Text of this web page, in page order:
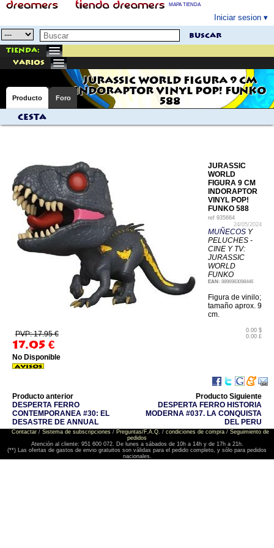
MAPA TIENDA
Iniciar sesion
buscar
Tienda:
varios
JURASSIC WORLD FIGURA 9 CM
INDORAPTOR VINYL POP! FUNKO
588
Producto Foro
Cesta
JURASSIC
WORLD
FIGURA 9 CM
INDORAPTOR
VINYL POP!
FUNKO 588
ref 935664
24/05/2024
MUÑECOS Y
PELUCHES -
CINE Y TV:
JURASSIC
WORLD
FUNKO
EAN: 8896983098446
Figura de vinilo;
tamaño aprox. 9
cm.
PVP: 17.95 €
17.05 €
0.00 $
0.00 £
No Disponible
Producto anterior
DESPERTA FERRO
CONTEMPORANEA #30: EL
DESASTRE DE ANNUAL
Producto Siguiente
DESPERTA FERRO HISTORIA
MODERNA #037. LA CONQUISTA
DEL PERU
Contactar/ Sistema de subscripciones/ Preguntas/F.A.Q. / condiciones de compra/ Seguimiento de
pedidos
Atención al cliente: 951 600 072. De lunes a sábados de 10h a 14h y de 17h a 21h.
(**) Las ofertas de gastos de envio gratuitos son válidas para el pedido completo, y sólo para pedidos
nacionales.